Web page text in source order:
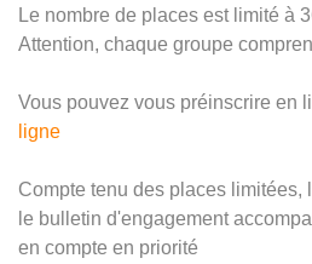
Le nombre de places est limité à
Attention, chaque groupe
Vous pouvez vous préinscrire en
ligne
Compte tenu des places limitées,
le bulletin d'engagement
en compte en priorité